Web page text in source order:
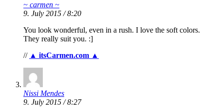
~ carmen ~
9. July 2015 / 8:20
You look wonderful, even in a rush. I love the soft colors.
They really suit you. :]
// ▲ itsCarmen.com ▲
Nissi Mendes
9. July 2015 / 8:27